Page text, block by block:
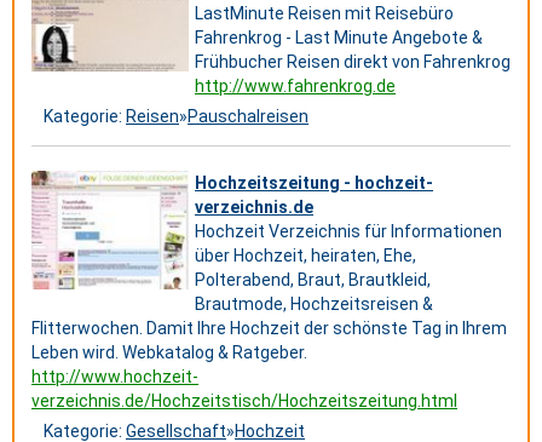
LastMinute Reisen mit Reisebüro
Fahrenkrog - Last Minute Angebote &
Frühbucher Reisen direkt von Fahrenkrog
http://www.fahrenkrog.de
Kategorie: Reisen»Pauschalreisen
Hochzeitszeitung - hochzeit-
verzeichnis.de
Hochzeit Verzeichnis für Informationen
über Hochzeit, heiraten, Ehe,
Polterabend, Braut, Brautkleid,
Brautmode, Hochzeitsreisen &
Flitterwochen. Damit Ihre Hochzeit der schönste Tag in Ihrem
Leben wird. Webkatalog & Ratgeber.
http://www.hochzeit-
verzeichnis.de/Hochzeitstisch/Hochzeitszeitung.html
Kategorie: Gesellschaft»Hochzeit